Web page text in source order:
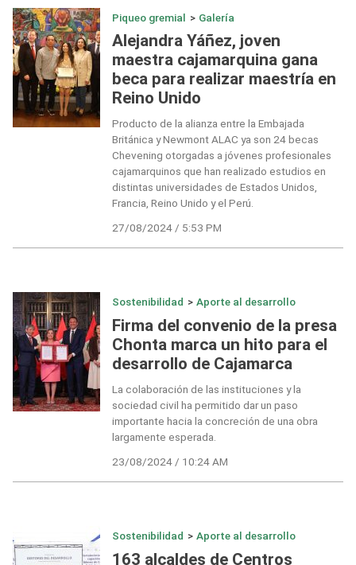
Piqueo gremial > Galería
Alejandra Yáñez, joven
maestra cajamarquina gana
beca para realizar maestría en
Reino Unido
Producto de la alianza entre la Embajada
Británica y Newmont ALAC ya son 24 becas
Chevening otorgadas a jóvenes profesionales
cajamarquinos que han realizado estudios en
distintas universidades de Estados Unidos,
Francia, Reino Unido y el Perú.
27/08/2024 / 5:53 PM
Sostenibilidad > Aporte al desarrollo
Firma del convenio de la presa
Chonta marca un hito para el
desarrollo de Cajamarca
La colaboración de las instituciones y la
sociedad civil ha permitido dar un paso
importante hacia la concreción de una obra
largamente esperada.
23/08/2024 / 10:24 AM
Sostenibilidad > Aporte al desarrollo
163 alcaldes de Centros